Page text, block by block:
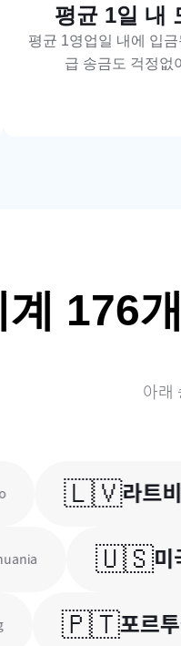
평균 1일 내
평균 1영업일 내에 입금
급 송금도 걱정없
176
아래
🇱🇻 라트비아(
🇺🇸 미국(
🇵🇹 포르투갈(